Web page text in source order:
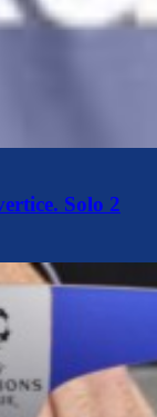
Solo 2